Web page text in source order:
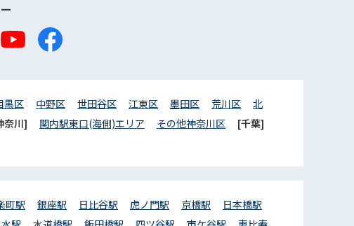
黒区 中野区 世田谷区 江東区 墨田区 荒川区
北
奈川] 関内駅東口(海側)エリア その他神奈川区
[千葉]
町駅 銀座駅 日比谷駅 虎ノ門駅 京橋駅
日本橋駅